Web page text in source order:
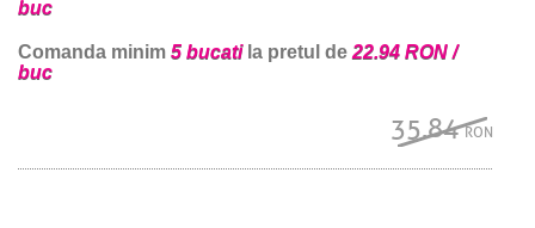
buc
Comanda minim 5 bucatila pretul de 22.94 RON /
buc
35.84RON